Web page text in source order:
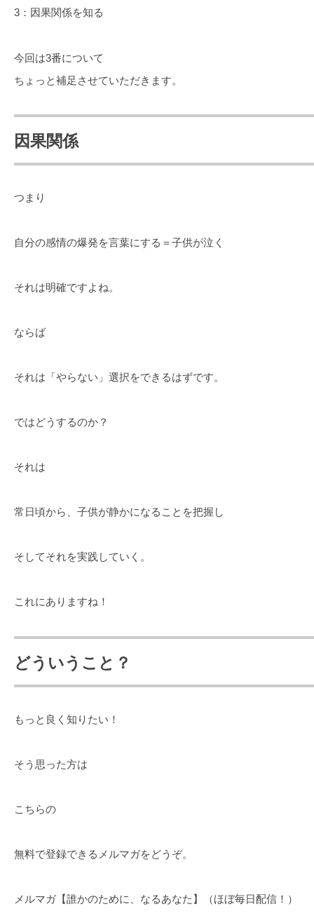
3：因果関係を知る
今回は3番について
ちょっと補足させていただきます。
因果関係
つまり
自分の感情の爆発を言葉にする＝子供が泣く
それは明確ですよね。
ならば
それは「やらない」選択をできるはずです。
ではどうするのか？
それは
常日頃から、子供が静かになることを把握し
そしてそれを実践していく。
これにありますね！
どういうこと？
もっと良く知りたい！
そう思った方は
こちらの
無料で登録できるメルマガをどうぞ。
メルマガ【誰かのために、なるあなた】（ほぼ毎日配信！）